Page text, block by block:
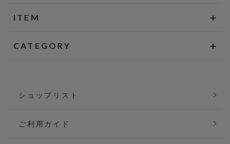
ITEM
CATEGORY
ショップリスト
ご利用ガイド